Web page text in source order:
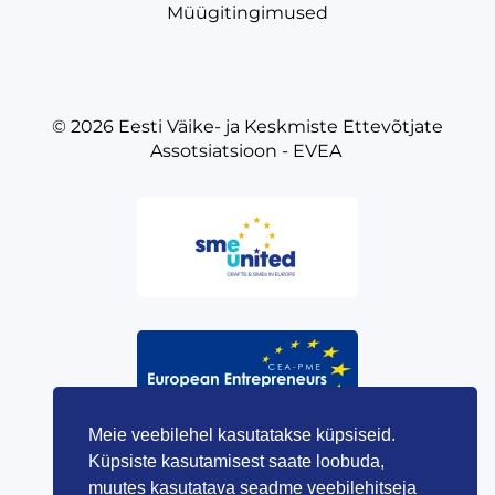
Müügitingimused
© 2026 Eesti Väike- ja Keskmiste Ettevõtjate
Assotsiatsioon - EVEA
Meie veebilehel kasutatakse küpsiseid.
Küpsiste kasutamisest saate loobuda,
muutes kasutatava seadme veebilehitseja